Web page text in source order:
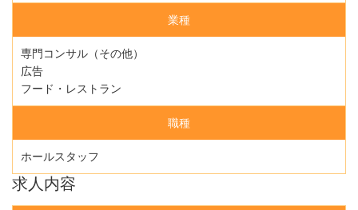
業種
専門コンサル（その他）
広告
フード・レストラン
職種
ホールスタッフ
求人内容